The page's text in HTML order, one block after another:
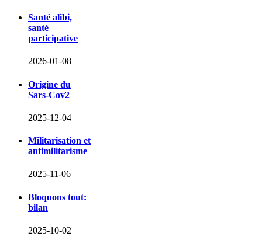
Santé alibi,
santé
participative
2026-01-08
Origine du
Sars-Cov2
2025-12-04
Militarisation et
antimilitarisme
2025-11-06
Bloquons tout:
bilan
2025-10-02